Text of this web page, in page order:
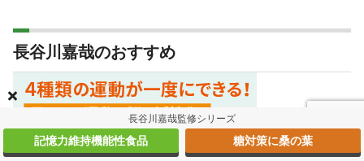
長谷川嘉哉のおすすめ
長谷川嘉哉監修シリーズ
記憶力維持機能性食品 糖対策に桑の葉